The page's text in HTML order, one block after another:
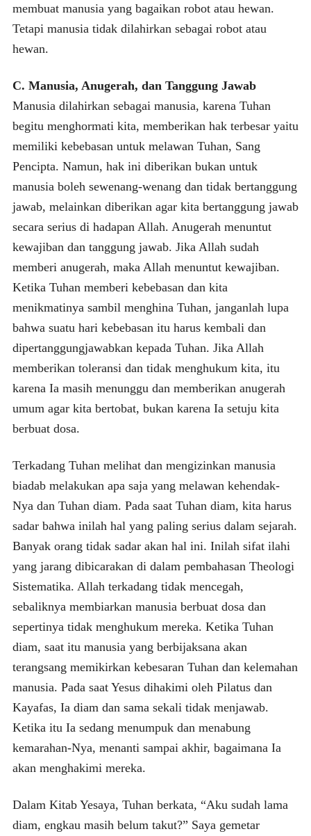
membuat manusia yang bagaikan robot atau hewan.
Tetapi manusia tidak dilahirkan sebagai robot atau
hewan.
C. Manusia, Anugerah, dan Tanggung Jawab
Manusia dilahirkan sebagai manusia, karena Tuhan
begitu menghormati kita, memberikan hak terbesar yaitu
memiliki kebebasan untuk melawan Tuhan, Sang
Pencipta. Namun, hak ini diberikan bukan untuk
manusia boleh sewenang-wenang dan tidak bertanggung
jawab, melainkan diberikan agar kita bertanggung jawab
secara serius di hadapan Allah. Anugerah menuntut
kewajiban dan tanggung jawab. Jika Allah sudah
memberi anugerah, maka Allah menuntut kewajiban.
Ketika Tuhan memberi kebebasan dan kita
menikmatinya sambil menghina Tuhan, janganlah lupa
bahwa suatu hari kebebasan itu harus kembali dan
dipertanggungjawabkan kepada Tuhan. Jika Allah
memberikan toleransi dan tidak menghukum kita, itu
karena Ia masih menunggu dan memberikan anugerah
umum agar kita bertobat, bukan karena Ia setuju kita
berbuat dosa.
Terkadang Tuhan melihat dan mengizinkan manusia
biadab melakukan apa saja yang melawan kehendak-
Nya dan Tuhan diam. Pada saat Tuhan diam, kita harus
sadar bahwa inilah hal yang paling serius dalam sejarah.
Banyak orang tidak sadar akan hal ini. Inilah sifat ilahi
yang jarang dibicarakan di dalam pembahasan Theologi
Sistematika. Allah terkadang tidak mencegah,
sebaliknya membiarkan manusia berbuat dosa dan
sepertinya tidak menghukum mereka. Ketika Tuhan
diam, saat itu manusia yang berbijaksana akan
terangsang memikirkan kebesaran Tuhan dan kelemahan
manusia. Pada saat Yesus dihakimi oleh Pilatus dan
Kayafas, Ia diam dan sama sekali tidak menjawab.
Ketika itu Ia sedang menumpuk dan menabung
kemarahan-Nya, menanti sampai akhir, bagaimana Ia
akan menghakimi mereka.
Dalam Kitab Yesaya, Tuhan berkata, “Aku sudah lama
diam, engkau masih belum takut?” Saya gemetar